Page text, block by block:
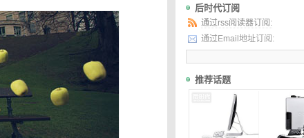
后时代订阅
通过rss阅读器订阅:
通过Email地址订阅:
推荐话题